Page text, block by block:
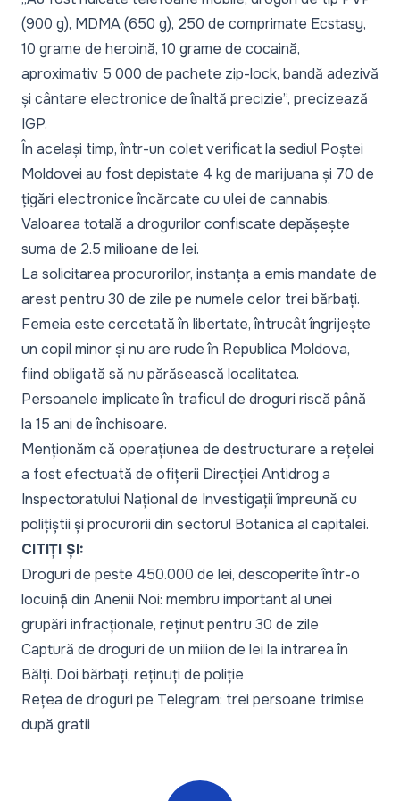
(900 g), MDMA (650 g), 250 de comprimate Ecstasy,
10 grame de heroină, 10 grame de cocaină,
aproximativ 5 000 de pachete zip-lock, bandă adezivă
și cântare electronice de înaltă precizie”, precizează
IGP.
În același timp, într-un colet verificat la sediul Poștei
Moldovei au fost depistate 4 kg de marijuana și 70 de
țigări electronice încărcate cu ulei de cannabis.
Valoarea totală a drogurilor confiscate depășește
suma de 2.5 milioane de lei.
La solicitarea procurorilor, instanța a emis mandate de
arest pentru 30 de zile pe numele celor trei bărbați.
Femeia este cercetată în libertate, întrucât îngrijește
un copil minor și nu are rude în Republica Moldova,
fiind obligată să nu părăsească localitatea.
Persoanele implicate în traficul de droguri riscă până
la 15 ani de închisoare.
Menționăm că operațiunea de destructurare a rețelei
a fost efectuată de ofițerii Direcției Antidrog a
Inspectoratului Național de Investigații împreună cu
polițiștii și procurorii din sectorul Botanica al capitalei.
CITIȚI ȘI:
Droguri de peste 450.000 de lei, descoperite într-o
locuință din Anenii Noi: membru important al unei
grupări infracționale, reținut pentru 30 de zile
Captură de droguri de un milion de lei la intrarea în
Bălți. Doi bărbați, reținuți de poliție
Rețea de droguri pe Telegram: trei persoane trimise
după gratii